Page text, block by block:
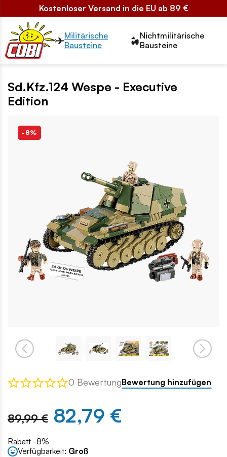
Kostenloser Versand in die EU ab 89 €
Przełącznik segmentów2
Militärische
Bausteine
Nichtmilitärische
Bausteine
Sd.Kfz.124 Wespe - Executive
Edition
-8%
0 BewertungBewertung hinzufügen
89,99 € 82,79 €
Rabatt -8%
Verfügbarkeit: Groß